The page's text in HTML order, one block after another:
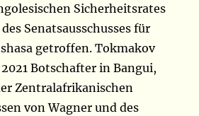
Sicherheitsrates
Senatsausschusses für
getroffen. Tokmakov
Botschafter in Bangui,
Zentralafrikanischen
von Wagner und des